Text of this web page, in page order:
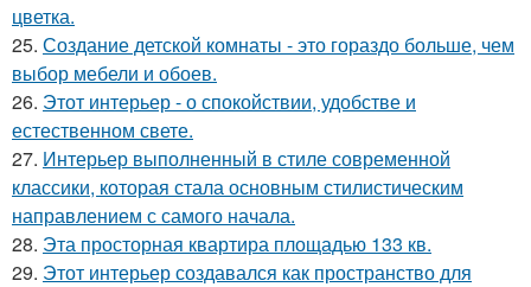
цветка.
25. Создание детской комнаты - это гораздо больше, чем
выбор мебели и обоев.
26. Этот интерьер - о спокойствии, удобстве и
естественном свете.
27. Интерьер выполненный в стиле современной
классики, которая стала основным стилистическим
направлением с самого начала.
28. Эта просторная квартира площадью 133 кв.
29. Этот интерьер создавался как пространство для